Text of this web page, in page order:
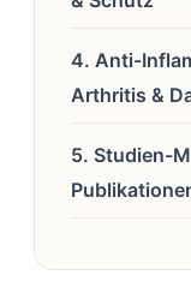
4. Anti-
Arthritis &
5. Studien-